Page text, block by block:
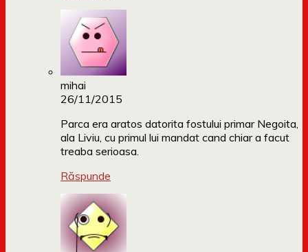
mihai
26/11/2015
Parca era aratos datorita fostului primar Negoita,
ala Liviu, cu primul lui mandat cand chiar a facut
treaba serioasa.
Răspunde